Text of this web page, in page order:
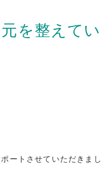
を整えて
ートさせていただきまし